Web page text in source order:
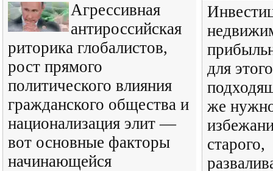
Агрессивная
антироссийская
риторика глобалистов,
рост прямого
политического влияния
гражданского общества и
национализация элит —
вот основные факторы
начинающейся
для
же
старого,